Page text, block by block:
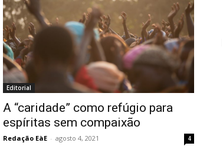
Editorial
A “caridade” como refúgio para
espíritas sem compaixão
Redação EàE - agosto 4, 2021 4